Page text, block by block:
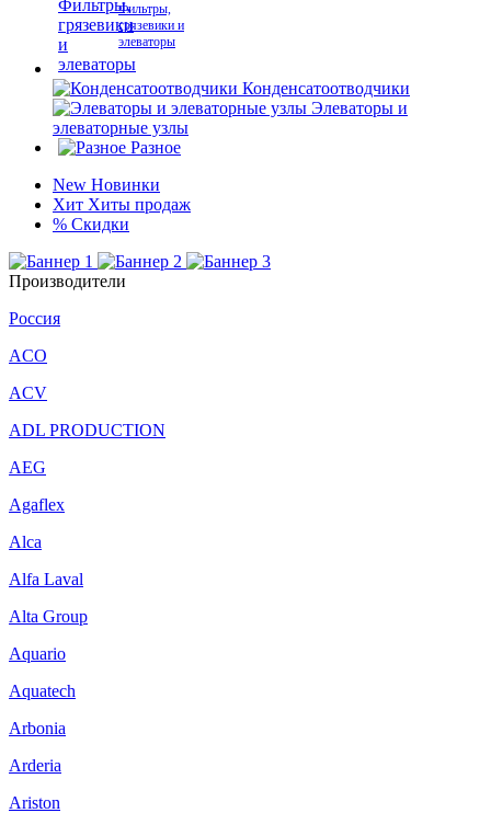
Фильтры,
грязевики и
элеваторы
Конденсатоотводчики
Элеваторы и
элеваторные узлы
Разное
New Новинки
Хит Хиты продаж
% Скидки
Производители
Россия
ACO
ACV
ADL PRODUCTION
AEG
Agaflex
Alca
Alfa Laval
Alta Group
Aquario
Aquatech
Arbonia
Arderia
Ariston